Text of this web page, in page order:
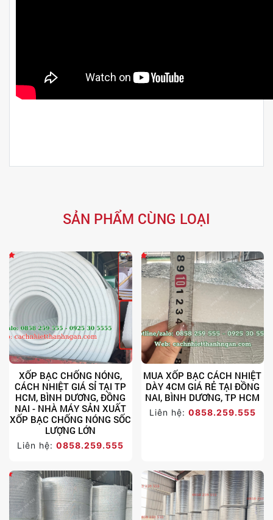
SẢN PHẨM CÙNG LOẠI
XỐP BẠC CHỐNG NÓNG,
CÁCH NHIỆT GIÁ SỈ TẠI TP
HCM, BÌNH DƯƠNG, ĐỒNG
NAI - NHÀ MÁY SẢN XUẤT
XỐP BẠC CHỐNG NÓNG SỐC
LƯỢNG LỚN
Liên hệ:0858.259.555
MUA XỐP BẠC CÁCH NHIỆT
DÀY 4CM GIÁ RẺ TẠI ĐỒNG
NAI, BÌNH DƯƠNG, TP HCM
Liên hệ: 0858.259.555